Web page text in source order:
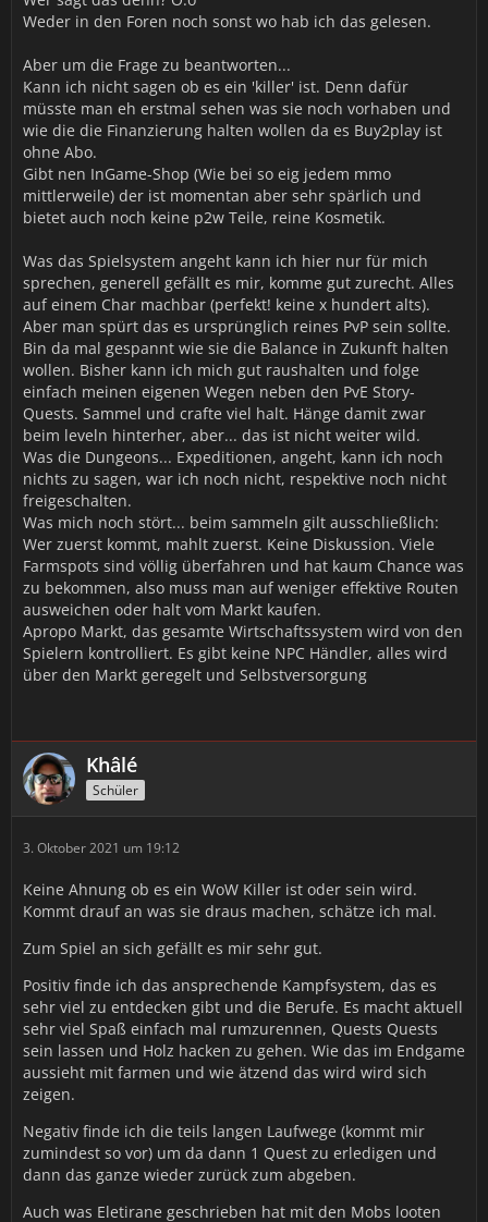
Weder in den Foren noch sonst wo hab ich das gelesen.
Aber um die Frage zu beantworten...
Kann ich nicht sagen ob es ein 'killer' ist. Denn dafür
müsste man eh erstmal sehen was sie noch vorhaben und
wie die die Finanzierung halten wollen da es Buy2play ist
ohne Abo.
Gibt nen InGame-Shop (Wie bei so eig jedem mmo
mittlerweile) der ist momentan aber sehr spärlich und
bietet auch noch keine p2w Teile, reine Kosmetik.
Was das Spielsystem angeht kann ich hier nur für mich
sprechen, generell gefällt es mir, komme gut zurecht. Alles
auf einem Char machbar (perfekt! keine x hundert alts).
Aber man spürt das es ursprünglich reines PvP sein sollte.
Bin da mal gespannt wie sie die Balance in Zukunft halten
wollen. Bisher kann ich mich gut raushalten und folge
einfach meinen eigenen Wegen neben den PvE Story-
Quests. Sammel und crafte viel halt. Hänge damit zwar
beim leveln hinterher, aber... das ist nicht weiter wild.
Was die Dungeons... Expeditionen, angeht, kann ich noch
nichts zu sagen, war ich noch nicht, respektive noch nicht
freigeschalten.
Was mich noch stört... beim sammeln gilt ausschließlich:
Wer zuerst kommt, mahlt zuerst. Keine Diskussion. Viele
Farmspots sind völlig überfahren und hat kaum Chance was
zu bekommen, also muss man auf weniger effektive Routen
ausweichen oder halt vom Markt kaufen.
Apropo Markt, das gesamte Wirtschaftssystem wird von den
Spielern kontrolliert. Es gibt keine NPC Händler, alles wird
über den Markt geregelt und Selbstversorgung
Khâlé
Schüler
3. Oktober 2021 um 19:12
Keine Ahnung ob es ein WoW Killer ist oder sein wird.
Kommt drauf an was sie draus machen, schätze ich mal.
Zum Spiel an sich gefällt es mir sehr gut.
Positiv finde ich das ansprechende Kampfsystem, das es
sehr viel zu entdecken gibt und die Berufe. Es macht aktuell
sehr viel Spaß einfach mal rumzurennen, Quests Quests
sein lassen und Holz hacken zu gehen. Wie das im Endgame
aussieht mit farmen und wie ätzend das wird wird sich
zeigen.
Negativ finde ich die teils langen Laufwege (kommt mir
zumindest so vor) um da dann 1 Quest zu erledigen und
dann das ganze wieder zurück zum abgeben.
Auch was Eletirane geschrieben hat mit den Mobs looten